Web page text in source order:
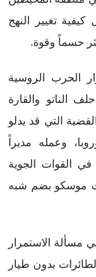
تغيير النهج
حسماً وقوة.
الحرب الروسية
الناتو والقارة
التي قد يدلو
وعمله مديراً
في القوات الجوية
2014؛ حينما قامت موسكو بضم شبه
الاستمرار
بدون طيار